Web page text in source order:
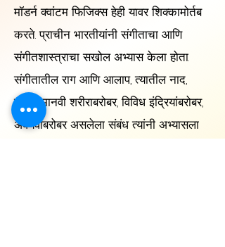
मॉडर्न क्वांटम फिजिक्स हेही यावर शिक्कामोर्तब
करते. प्राचीन भारतीयांनी संगीताचा आणि
संगीतशास्त्राचा सखोल अभ्यास केला होता.
संगीतातील राग आणि आलाप, त्यातील नाद,
त्यांचा मानवी शरीराबरोबर, विविध इंद्रियांबरोबर,
अवयवांबरोबर असलेला संबंध त्यांनी अभ्यासला